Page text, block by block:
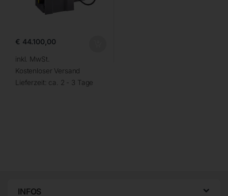
€ 44.100,00
inkl. MwSt.
Kostenloser Versand
Lieferzeit: ca. 2 - 3 Tage
INFOS